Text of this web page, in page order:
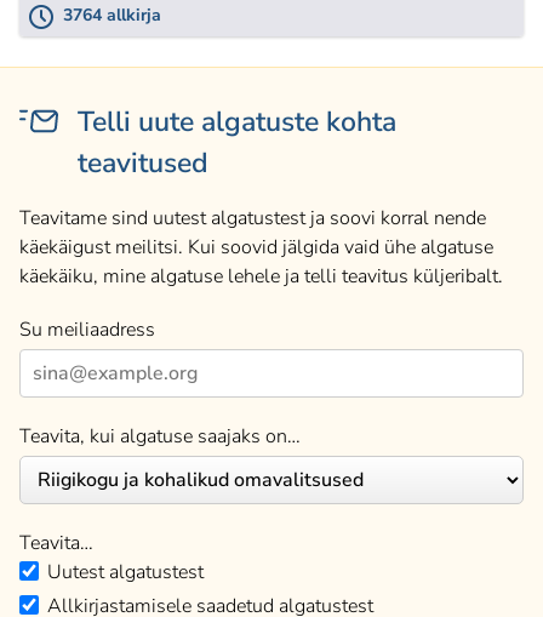
3764 allkirja
Telli uute algatuste kohta
teavitused
Teavitame sind uutest algatustest ja soovi korral nende
käekäigust meilitsi. Kui soovid jälgida vaid ühe algatuse
käekäiku, mine algatuse lehele ja telli teavitus küljeribalt.
Su meiliaadress
Teavita, kui algatuse saajaks on…
Teavita…
Uutest algatustest
Allkirjastamisele saadetud algatustest